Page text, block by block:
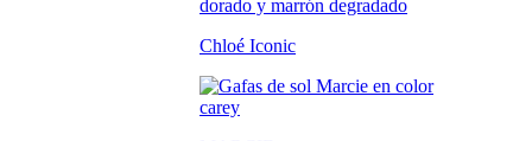
Chloé Iconic